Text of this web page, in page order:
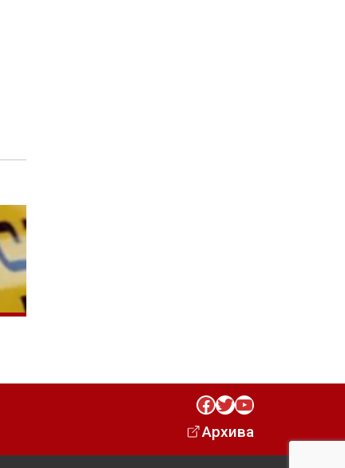
Facebook Twitter YouTube
Архива